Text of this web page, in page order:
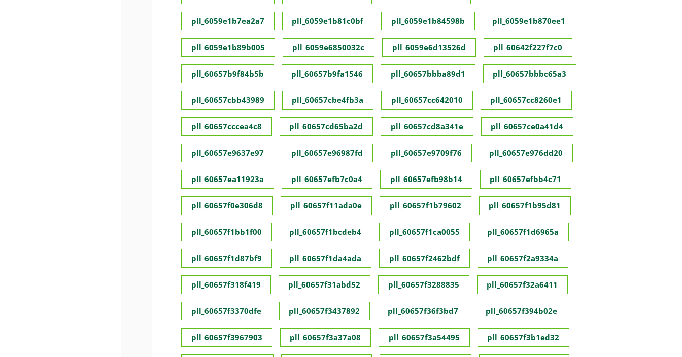
pll_6059e1b7ea2a7 pll_6059e1b81c0bf pll_6059e1b84598b pll_6059e1b870ee1
pll_6059e1b89b005 pll_6059e6850032c pll_6059e6d13526d pll_60642f227f7c0
pll_60657b9f84b5b pll_60657b9fa1546 pll_60657bbba89d1 pll_60657bbbc65a3
pll_60657cbb43989 pll_60657cbe4fb3a pll_60657cc642010 pll_60657cc8260e1
pll_60657cccea4c8 pll_60657cd65ba2d pll_60657cd8a341e pll_60657ce0a41d4
pll_60657e9637e97 pll_60657e96987fd pll_60657e9709f76 pll_60657e976dd20
pll_60657ea11923a pll_60657efb7c0a4 pll_60657efb98b14 pll_60657efbb4c71
pll_60657f0e306d8 pll_60657f11ada0e pll_60657f1b79602 pll_60657f1b95d81
pll_60657f1bb1f00 pll_60657f1bcdeb4 pll_60657f1ca0055 pll_60657f1d6965a
pll_60657f1d87bf9 pll_60657f1da4ada pll_60657f2462bdf pll_60657f2a9334a
pll_60657f318f419 pll_60657f31abd52 pll_60657f3288835 pll_60657f32a6411
pll_60657f3370dfe pll_60657f3437892 pll_60657f36f3bd7 pll_60657f394b02e
pll_60657f3967903 pll_60657f3a37a08 pll_60657f3a54495 pll_60657f3b1ed32